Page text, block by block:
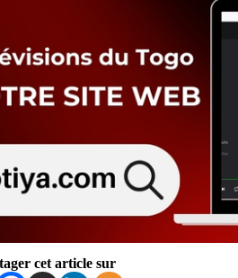
cet article sur